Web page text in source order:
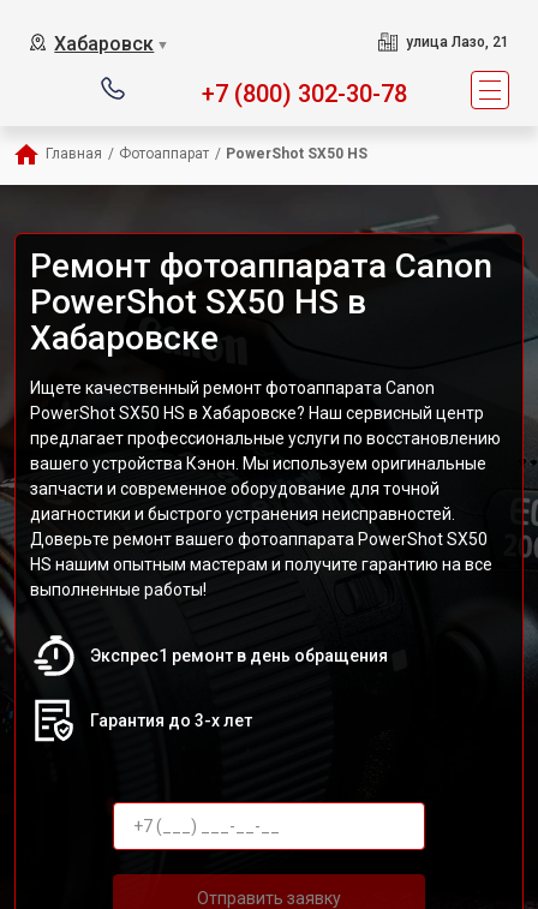
Хабаровск ▼ улица Лазо, 21
+7 (800) 302-30-78
Главная / Фотоаппарат / PowerShot SX50 HS
Ремонт фотоаппарата Canon
PowerShot SX50 HS в
Хабаровске
Ищете качественный ремонт фотоаппарата Canon
PowerShot SX50 HS в Хабаровске? Наш сервисный центр
предлагает профессиональные услуги по восстановлению
вашего устройства Кэнон. Мы используем оригинальные
запчасти и современное оборудование для точной
диагностики и быстрого устранения неисправностей.
Доверьте ремонт вашего фотоаппарата PowerShot SX50
HS нашим опытным мастерам и получите гарантию на все
выполненные работы!
Экспрес1 ремонт в день обращения
Гарантия до 3-х лет
Отправить заявку